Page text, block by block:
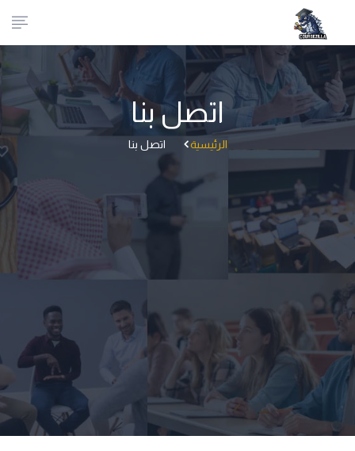
اتصل بنا
الرئيسية اتصل بنا